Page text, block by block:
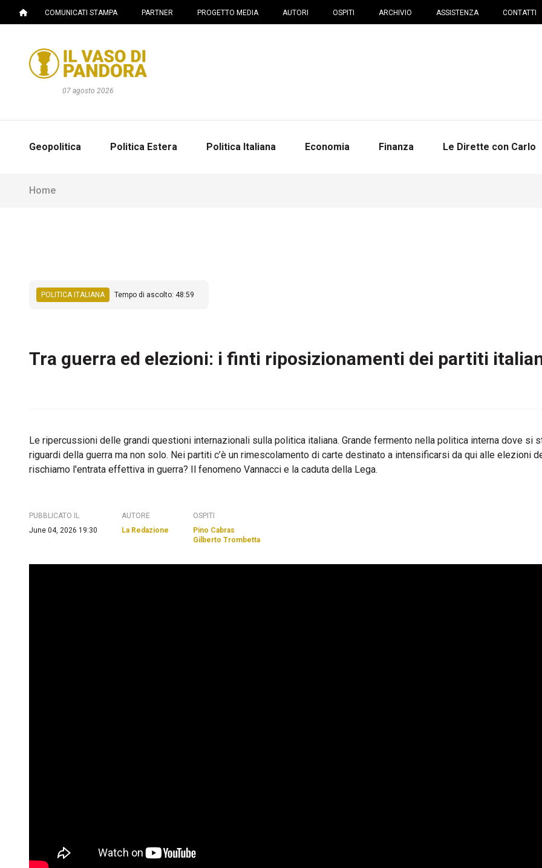
COMUNICATI STAMPA PARTNER PROGETTO MEDIA AUTORI OSPITI ARCHIVIO ASSISTENZA CONTATTI
07 agosto 2026
Geopolitica Politica Estera Politica Italiana Economia Finanza Le Dirette con Carlo
Home
POLITICA ITALIANA Tempo di ascolto: 48:59
Tra guerra ed elezioni: i finti riposizionamenti dei partiti
Le ripercussioni delle grandi questioni internazionali sulla politica italiana. Grande fermento nella politica interna dove si
riguardi della guerra ma non solo. Nei partiti c’è un rimescolamento di carte destinato a intensificarsi da qui alle elezioni
rischiamo l'entrata effettiva in guerra? Il fenomeno Vannacci e la caduta della Lega.
PUBBLICATO IL
June 04, 2026 19:30
AUTORE
La Redazione
OSPITI
Pino Cabras
Gilberto Trombetta